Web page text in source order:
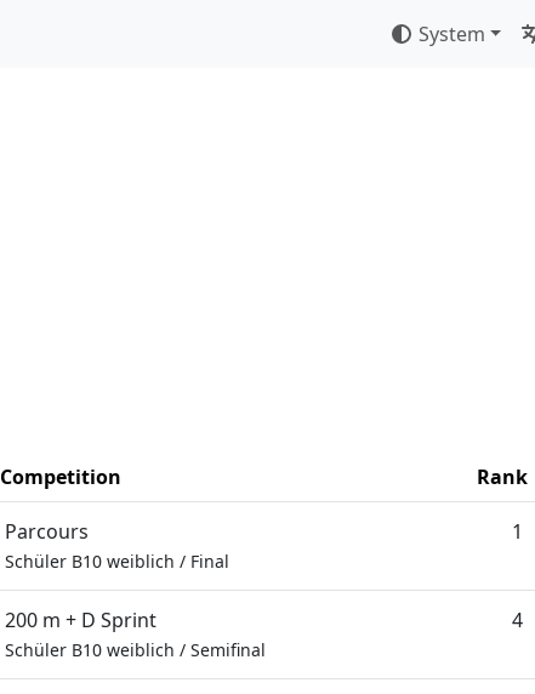
System
Competition Rank
Parcours
Schüler B10 weiblich / Final
1
200 m + D Sprint
Schüler B10 weiblich / Semifinal
4